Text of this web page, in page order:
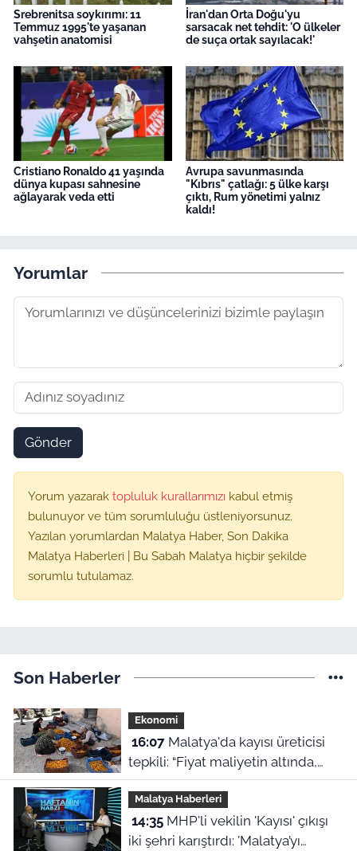
Srebrenitsa soykırımı: 11
Temmuz 1995'te yaşanan
vahşetin anatomisi
İran'dan Orta Doğu'yu
sarsacak net tehdit: 'O ülkeler
de suça ortak sayılacak!'
Cristiano Ronaldo 41 yaşında
dünya kupası sahnesine
ağlayarak veda etti
Avrupa savunmasında
"Kıbrıs" çatlağı: 5 ülke karşı
çıktı, Rum yönetimi yalnız
kaldı!
Yorumlar
Gönder
Yorum yazarak topluluk kurallarımızı kabul etmiş
bulunuyor ve tüm sorumluluğu üstleniyorsunuz.
Yazılan yorumlardan Malatya Haber, Son Dakika
Malatya Haberleri | Bu Sabah Malatya hiçbir şekilde
sorumlu tutulamaz.
Son Haberler
Ekonomi
16:07Malatya'da kayısı üreticisi
tepkili: “Fiyat maliyetin altında,
TMO neyi bekliyor?”
Malatya Haberleri
14:35MHP'li vekilin 'Kayısı' çıkışı
iki şehri karıştırdı: 'Malatya’yı